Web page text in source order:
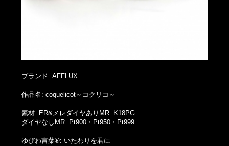
ブランド: AFFLUX
作品名: coquelicot～コクリコ～
素材: ER&メレダイヤありMR: K18PG
ダイヤなしMR: Pt900・Pt950・Pt999
ゆびわ言葉®: いたわりを君に